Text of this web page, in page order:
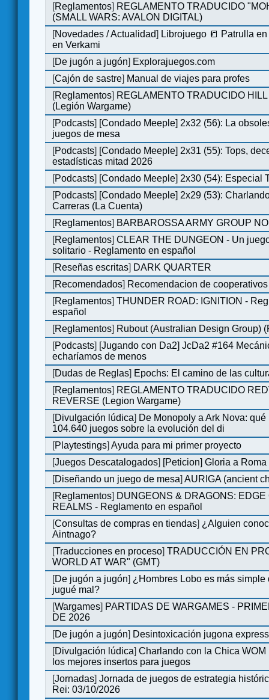
[Reglamentos] REGLAMENTO TRADUCIDO
(SMALL WARS: AVALON DIGITAL)
[Novedades / Actualidad] Librojuego 📒 Patrulla
en Verkami
[De jugón a jugón] Explorajuegos.com
[Cajón de sastre] Manual de viajes para profes
[Reglamentos] REGLAMENTO TRADUCIDO
(Legión Wargame)
[Podcasts] [Condado Meeple] 2x32 (56): La
juegos de mesa
[Podcasts] [Condado Meeple] 2x31 (55): Tops,
estadísticas mitad 2026
[Podcasts] [Condado Meeple] 2x30 (54): Especial
[Podcasts] [Condado Meeple] 2x29 (53):
Carreras (La Cuenta)
[Reglamentos] BARBAROSSA ARMY GROUP
[Reglamentos]CLEAR THE DUNGEON - Un
solitario - Reglamento en español
[Reseñas escritas] DARK QUARTER
[Recomendados] Recomendacion de
[Reglamentos]THUNDER ROAD: IGNITION -
español
[Reglamentos] Rubout (Australian Design Group)
[Podcasts] [Jugando con Da2] JcDa2 #164
echaríamos de menos
[Dudas de Reglas] Epochs: El camino de las
[Reglamentos] REGLAMENTO TRADUCIDO
REVERSE (Legion Wargame)
[Divulgación lúdica] De Monopoly a Ark Nova:
104.640 juegos sobre la evolución del di
[Playtestings]Ayuda para mi primer proyecto
[Juegos Descatalogados] [Peticion] Gloria a Roma
[Diseñando un juego de mesa]AURIGA (ancient
[Reglamentos] DUNGEONS & DRAGONS: EDGE
REALMS - Reglamento en español
[Consultas de compras en tiendas] ¿Alguien
Aintnago?
[Traducciones en proceso]TRADUCCIÓN EN
WORLD AT WAR" (GMT)
[De jugón a jugón] ¿Hombres Lobo es más simple
jugué mal?
[Wargames] PARTIDAS DE WARGAMES -
DE 2026
[De jugón a jugón] Desintoxicación jugona express
[Divulgación lúdica]Charlando con la Chica WOM
los mejores insertos para juegos
[Jornadas]Jornada de juegos de estrategia
Rei: 03/10/2026